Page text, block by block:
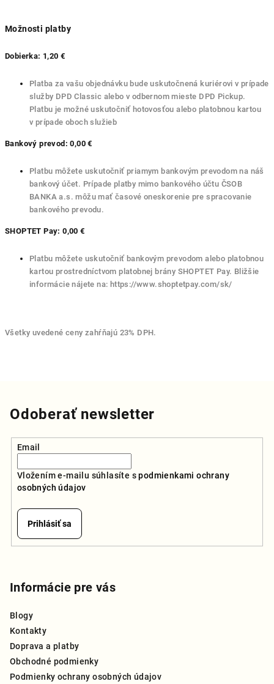
Možnosti platby
Dobierka: 1,20 €
Platba za vašu objednávku bude uskutočnená kuriérovi v prípade
služby DPD Classic alebo v odbernom mieste DPD Pickup.
Platbu je možné uskutočniť hotovosťou alebo platobnou kartou
v prípade oboch služieb
Bankový prevod: 0,00 €
Platbu môžete uskutočniť priamym bankovým prevodom na náš
bankový účet. Prípade platby mimo bankového účtu ČSOB
BANKA a.s. môžu mať časové oneskorenie pre spracovanie
bankového prevodu.
SHOPTET Pay: 0,00 €
Platbu môžete uskutočniť bankovým prevodom alebo platobnou
kartou prostredníctvom platobnej brány SHOPTET Pay. Bližšie
informácie nájete na: https://www.shoptetpay.com/sk/
Všetky uvedené ceny zahŕňajú 23% DPH.
Odoberať newsletter
Email
Vložením e-mailu súhlasíte spodmienkami ochrany
osobných údajov
Prihlásiť sa
Informácie pre vás
Blogy
Kontakty
Doprava a platby
Obchodné podmienky
Podmienky ochrany osobných údajov